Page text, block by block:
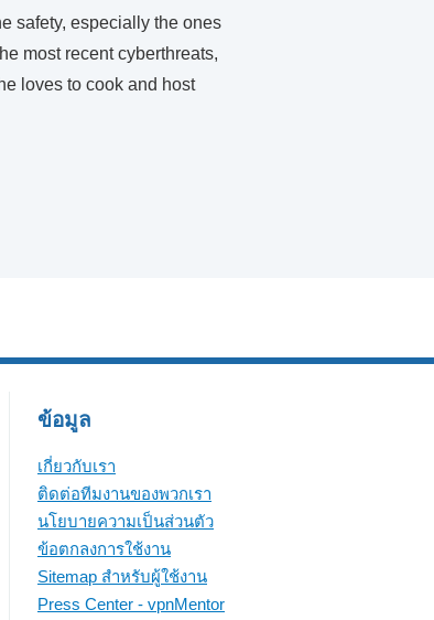
safety, especially the ones
most recent cyberthreats,
loves to cook and host
ข้อมูล
เกี่ยวกับเรา
ติดต่อทีมงานของพวกเรา
นโยบายความเป็นส่วนตัว
ข้อตกลงการใช้งาน
Sitemap สำหรับผู้ใช้งาน
Press Center - vpnMentor